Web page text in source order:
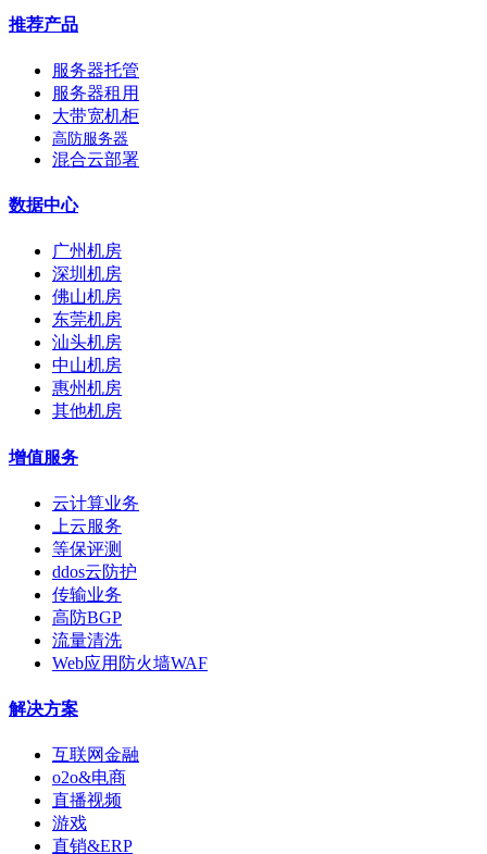
推荐产品
服务器托管
服务器租用
大带宽机柜
高防服务器
混合云部署
数据中心
广州机房
深圳机房
佛山机房
东莞机房
汕头机房
中山机房
惠州机房
其他机房
增值服务
云计算业务
上云服务
等保评测
ddos云防护
传输业务
高防BGP
流量清洗
Web应用防火墙WAF
解决方案
互联网金融
o2o&电商
直播视频
游戏
直销&ERP